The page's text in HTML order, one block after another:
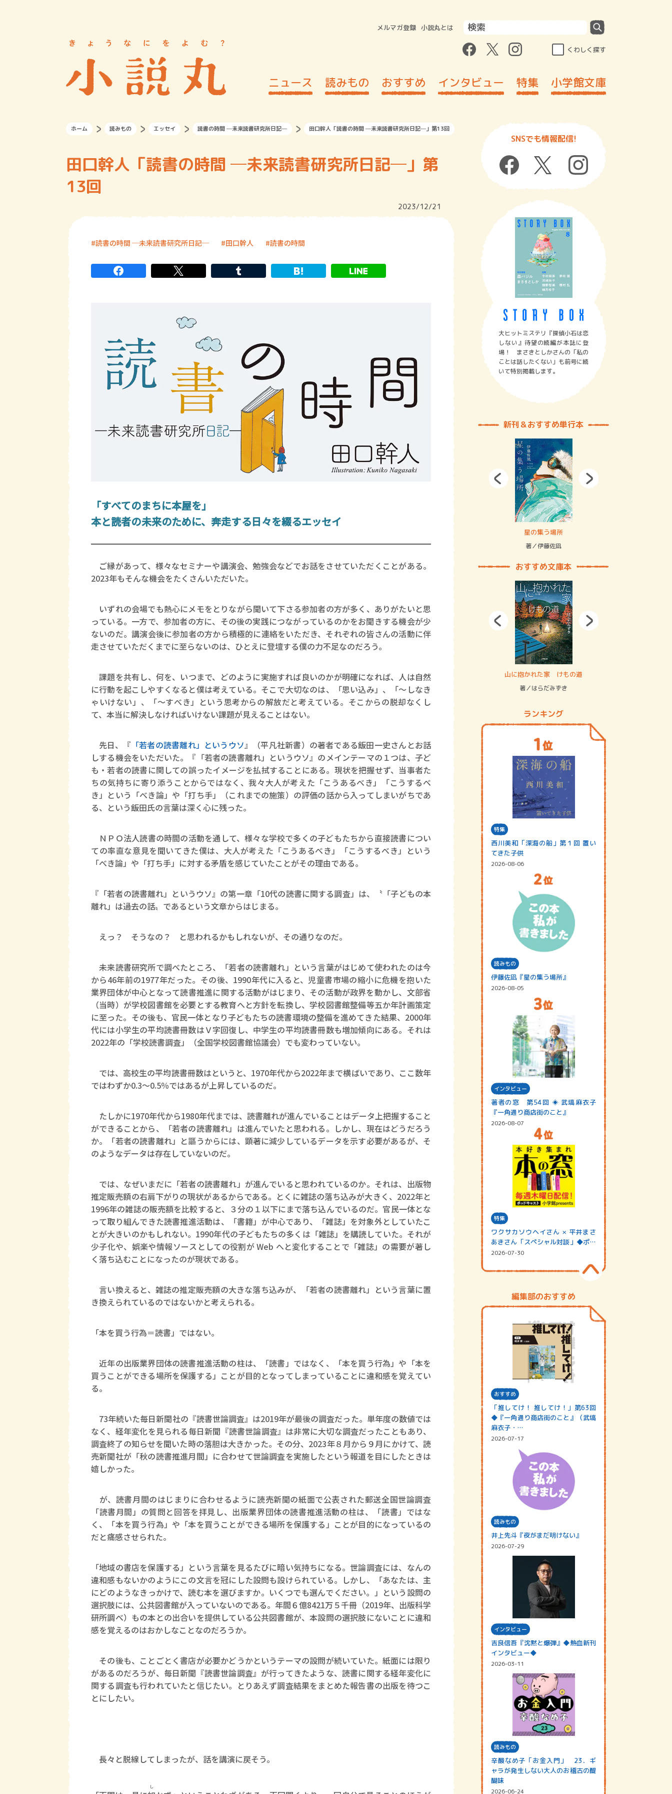
メルマガ登録 小説丸とは
くわしく探す
ニュース 読みもの おすすめ インタビュー 特集 小学館文庫
ホーム 読みもの エッセイ 読書の時間 ─未来読書研究所日記─ 田口幹人「読書の時間 ─未来読書研究所日記─」第13回
田口幹人「読書の時間 ─未来読書研究所日記─」第
13回
2023/12/21
読書の時間 ─未来読書研究所日記─ 田口幹人 読書の時間
「すべてのまちに本屋を」
本と読者の未来のために、奔走する日々を綴るエッセイ
ご縁があって、様々なセミナーや講演会、勉強会などでお話をさせていただくことがある。
2023年もそんな機会をたくさんいただいた。
いずれの会場でも熱心にメモをとりながら聞いて下さる参加者の方が多く、ありがたいと思
っている。一方で、参加者の方に、その後の実践につながっているのかをお聞きする機会が少
ないのだ。講演会後に参加者の方から積極的に連絡をいただき、それぞれの皆さんの活動に伴
走させていただくまでに至らないのは、ひとえに登壇する僕の力不足なのだろう。
課題を共有し、何を、いつまで、どのように実施すれば良いのかが明確になれば、人は自然
に行動を起こしやすくなると僕は考えている。そこで大切なのは、「思い込み」、「〜しなき
ゃいけない」、「〜すべき」という思考からの解放だと考えている。そこからの脱却なくし
て、本当に解決しなければいけない課題が見えることはない。
先日、『 「若者の読書離れ」というウソ』（平凡社新書）の著者である飯田一史さんとお話
しする機会をいただいた。『「若者の読書離れ」というウソ』のメインテーマの１つは、子ど
も・若者の読書に関しての誤ったイメージを払拭することにある。現状を把握せず、当事者た
ちの気持ちに寄り添うことからではなく、我々大人が考えた「こうあるべき」「こうするべ
き」という「べき論」や「打ち手」（これまでの施策）の評価の話から入ってしまいがちであ
る、という飯田氏の言葉は深く心に残った。
ＮＰＯ法人読書の時間の活動を通して、様々な学校で多くの子どもたちから直接読書につい
ての率直な意見を聞いてきた僕は、大人が考えた「こうあるべき」「こうするべき」という
「べき論」や「打ち手」に対する矛盾を感じていたことがその理由である。
『「若者の読書離れ」というウソ』の第一章「10代の読書に関する調査」は、〝「子どもの本
離れ」は過去の話〟であるという文章からはじまる。
えっ？ そうなの？ と思われるかもしれないが、その通りなのだ。
未来読書研究所で調べたところ、「若者の読書離れ」という言葉がはじめて使われたのは今
から46年前の1977年だった。その後、1990年代に入ると、児童書市場の縮小に危機を抱いた
業界団体が中心となって読書推進に関する活動がはじまり、その活動が政界を動かし、文部省
（当時）が学校図書館を必要とする教育へと方針を転換し、学校図書館整備等五か年計画策定
に至った。その後も、官民一体となり子どもたちの読書環境の整備を進めてきた結果、2000年
代には小学生の平均読書冊数はＶ字回復し、中学生の平均読書冊数も増加傾向にある。それは
2022年の「学校読書調査」（全国学校図書館協議会）でも変わっていない。
では、高校生の平均読書冊数はというと、1970年代から2022年まで横ばいであり、ここ数年
ではわずか0.3～0.5％ではあるが上昇しているのだ。
たしかに1970年代から1980年代までは、読書離れが進んでいることはデータ上把握すること
ができることから、「若者の読書離れ」は進んでいたと思われる。しかし、現在はどうだろう
か。「若者の読書離れ」と謳うからには、顕著に減少しているデータを示す必要があるが、そ
のようなデータは存在していないのだ。
では、なぜいまだに「若者の読書離れ」が進んでいると思われているのか。それは、出版物
推定販売額の右肩下がりの現状があるからである。とくに雑誌の落ち込みが大きく、2022年と
1996年の雑誌の販売額を比較すると、３分の１以下にまで落ち込んでいるのだ。官民一体とな
って取り組んできた読書推進活動は、「書籍」が中心であり、「雑誌」を対象外としていたこ
とが大きいのかもしれない。1990年代の子どもたちの多くは「雑誌」を購読していた。それが
少子化や、娯楽や情報ソースとしての役割が Web へと変化することで「雑誌」の需要が著し
く落ち込むことになったのが現状である。
言い換えると、雑誌の推定販売額の大きな落ち込みが、「若者の読書離れ」という言葉に置
き換えられているのではないかと考えられる。
「本を買う行為＝読書」ではない。
近年の出版業界団体の読書推進活動の柱は、「読書」ではなく、「本を買う行為」や「本を
買うことができる場所を保護する」ことが目的となってしまっていることに違和感を覚えてい
る。
73年続いた毎日新聞社の『読書世論調査』は2019年が最後の調査だった。単年度の数値では
なく、経年変化を見られる毎日新聞『読書世論調査』は非常に大切な調査だったこともあり、
調査終了の知らせを聞いた時の落胆は大きかった。その分、2023年８月から９月にかけて、読
売新聞社が「秋の読書推進月間」に合わせて世論調査を実施したという報道を目にしたときは
嬉しかった。
が、読書月間のはじまりに合わせるように読売新聞の紙面で公表された郵送全国世論調査
「読書月間」の質問と回答を拝見し、出版業界団体の読書推進活動の柱は、「読書」ではな
く、「本を買う行為」や「本を買うことができる場所を保護する」ことが目的になっているの
だと痛感させられた。
「地域の書店を保護する」という言葉を見るたびに暗い気持ちになる。世論調査には、なんの
違和感もないかのようにこの文言を冠にした設問も設けられている。しかし、「あなたは、主
にどのようなきっかけで、読む本を選びますか。いくつでも選んでください。」という設問の
選択肢には、公共図書館が入っていないのである。年間６億8421万５千冊（2019年、出版科学
研所調べ）もの本との出合いを提供している公共図書館が、本設問の選択肢にないことに違和
感を覚えるのはおかしなことなのだろうか。
その後も、ことごとく書店が必要かどうかというテーマの設問が続いていた。紙面には限り
があるのだろうが、毎日新聞『読書世論調査』が行ってきたような、読書に関する経年変化に
関する調査も行われていたと信じたい。とりあえず調査結果をまとめた報告書の出版を待つこ
とにしたい。
長々と脱線してしまったが、話を講演に戻そう。
し
SNSでも情報配信!
大ヒットミステリ『探偵小石は恋
しない』待望の続編が本誌に登
場！ まさきとしかさんの「私の
ことは話したくない」も前号に続
いて特別掲載します。
新刊＆おすすめ単行本
著／川瀬七緒
星の集う場所
著／伊藤佐凪
おすすめ文庫本
ロボット・イン・ザ・システム
著／デボラ・イン…
山に抱かれた家 けもの道
著／はらだみずき
ランキング
特集
西川美和「深海の船」第１回 置い
てきた子供
2026-08-06
読みもの
伊藤佐凪『星の集う場所』
2026-08-05
インタビュー
著者の窓 第54回 ◈ 武塙麻衣子
『一角通り商店街のこと』
2026-08-07
特集
ワクサカソウヘイさん × 平井まさ
あきさん「スペシャル対談」◆ポッ
ドキャスト…
2026-07-30
編集部のおすすめ
おすすめ
「推してけ！ 推してけ！」第63回
◆『一角通り商店街のこと』（武塙
麻衣子・…
2026-07-17
読みもの
井上先斗『夜がまだ明けない』
2026-07-29
インタビュー
吉良信吾『沈黙と爆弾』◆熱血新刊
インタビュー◆
2026-03-11
読みもの
辛酸なめ子「お金入門」 23．ギ
ャラが発生しない大人のお稽古の醍
醐味
2026-06-24